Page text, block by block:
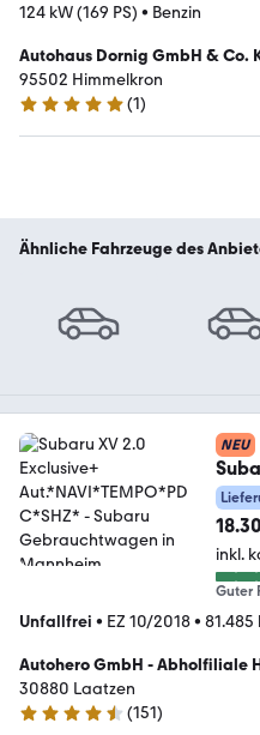
124 kW (169 PS) • Benzin
Autohaus Dornig GmbH & Co.
95502 Himmelkron
5 Sterne
(1)
Ähnliche Fahrzeuge des
NEU
inkl.
Guter
Unfallfrei • EZ 10/2018• 81.485
Autohero GmbH - Abholfiliale
30880 Laatzen
4.7 Sterne
(151)